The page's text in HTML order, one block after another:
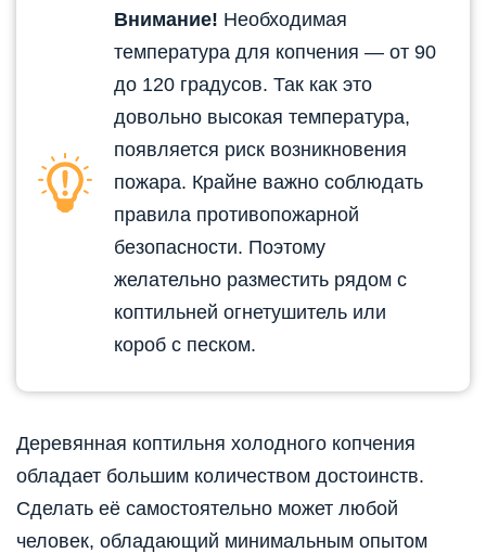
Внимание! Необходимая
температура для копчения — от 90
до 120 градусов. Так как это
довольно высокая температура,
появляется риск возникновения
пожара. Крайне важно соблюдать
правила противопожарной
безопасности. Поэтому
желательно разместить рядом с
коптильней огнетушитель или
короб с песком.
Деревянная коптильня холодного копчения
обладает большим количеством достоинств.
Сделать её самостоятельно может любой
человек, обладающий минимальным опытом